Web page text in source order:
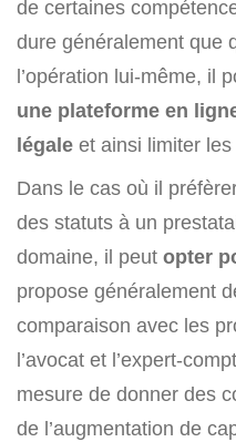
de certaines
dure généralement que
l’opération lui-même, il
une plateforme en
légale et ainsi limiter
Dans le cas où il
des statuts à un
domaine, il peut opter
propose généralement
comparaison avec les
l’avocat et l’expert-
mesure de donner des
de l’augmentation de